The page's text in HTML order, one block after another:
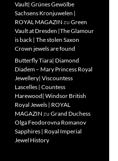
Vault| Grünes Gewölbe
Sachsens Kronjuwelen |
ROYAL MAGAZIN zu Green
Vault at Dresden |The Glamour
is back | The stolen Saxon
Crown jewels are found
Butterfly Tiara| Diamond
Diadem – Mary Princess Royal
Jewellery| Viscountess
Lascelles | Countess
Harewood| Windsor British
Royal Jewels | ROYAL
MAGAZIN zu Grand Duchess
Olga Feodorovna Romanov
Sapphires | Royal Imperial
Jewel History